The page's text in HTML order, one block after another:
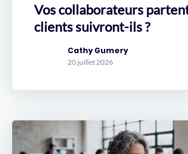
Vos collaborateurs
clients suivront-ils ?
Cathy Gumery
20 juillet 2026